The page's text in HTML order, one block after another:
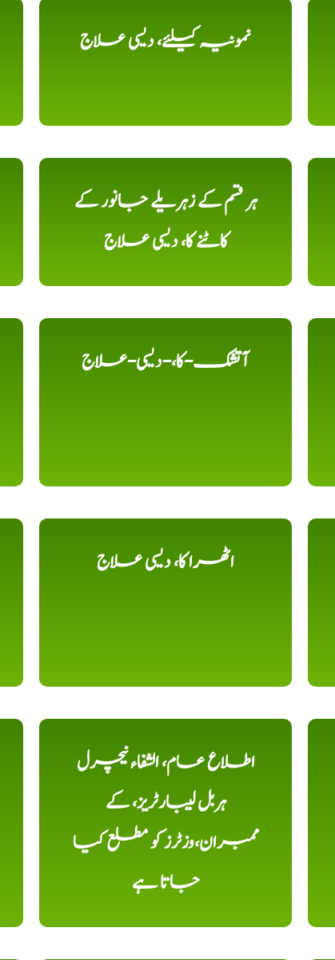
نمونیہ کیلئے، دیسی علاج
ہر قسم کے زہریلے جانور کے
کاٹنے کا، دیسی علاج
آتشک-کا،-دیسی-علاج
اٹھرا کا، دیسی علاج
اطلاع عام، الشفاء نیچرل
ہربل لیبارٹریز، کے
ممبران،وزٹرز کو مطلع کیا
جاتا ہے